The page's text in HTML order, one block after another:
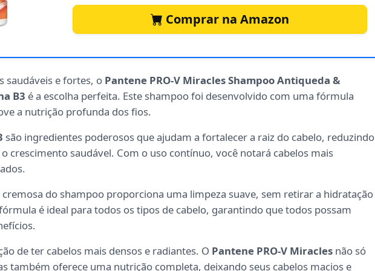
Comprar na Amazon
saudáveis e fortes, o Pantene PRO-V Miracles Shampoo Antiqueda &
B3 é a escolha perfeita. Este shampoo foi desenvolvido com uma fórmula
a nutrição profunda dos fios.
são ingredientes poderosos que ajudam a fortalecer a raiz do cabelo,
crescimento saudável. Com o uso contínuo, você notará cabelos mais
do shampoo proporciona uma limpeza suave, sem retirar a hidratação
é ideal para todos os tipos de cabelo, garantindo que todos possam
de ter cabelos mais densos e radiantes. O Pantene PRO-V Miracles não só
também oferece uma nutrição completa, deixando seus cabelos macios e